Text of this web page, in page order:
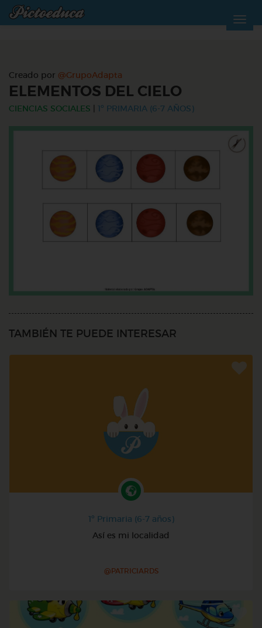
Creado por @GrupoAdapta
ELEMENTOS DEL CIELO
CIENCIAS SOCIALES 1º PRIMARIA (6-7 AÑOS)
TAMBIÉN TE PUEDE INTERESAR
1º Primaria (6-7 años)
Así es mi localidad
@PATRICIARDS